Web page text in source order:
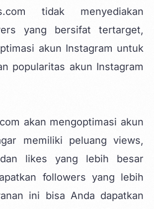
tidak menyediakan
yang bersifat tertarget,
akun Instagram untuk
popularitas akun Instagram
akan mengoptimasi akun
memiliki peluang views,
likes yang lebih besar
followers yang lebih
ini bisa Anda dapatkan